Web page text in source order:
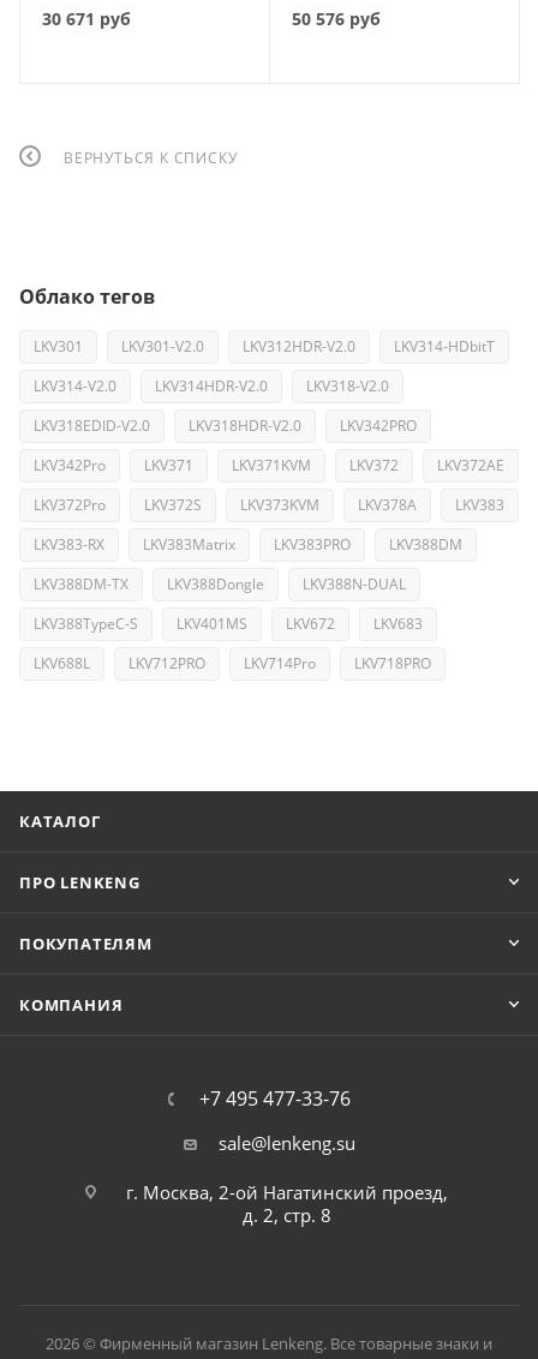
30 671 руб 50 576 руб
ВЕРНУТЬСЯ К СПИСКУ
Облако тегов
LKV301 LKV301-V2.0 LKV312HDR-V2.0
LKV314-HDbitT
LKV314-V2.0
LKV314HDR-V2.0
LKV318-V2.0
LKV318EDID-V2.0
LKV318HDR-V2.0
LKV342PRO
LKV342Pro
LKV371 LKV371KVM LKV372
LKV372AE
LKV372Pro
LKV372S LKV373KVM LKV378A
LKV383
LKV383-RX
LKV383Matrix LKV383PRO
LKV388DM
LKV388DM-TX
LKV388Dongle
LKV388N-DUAL
LKV388TypeC-S
LKV401MS LKV672
LKV683
LKV688L
LKV712PRO LKV714Pro LKV718PRO
КАТАЛОГ
ПРО LENKENG
ПОКУПАТЕЛЯМ
КОМПАНИЯ
+7 495 477-33-76
sale@lenkeng.su
г. Москва, 2-ой Нагатинский проезд,
д. 2, стр. 8
2026 © Фирменный магазин Lenkeng. Все товарные знаки и